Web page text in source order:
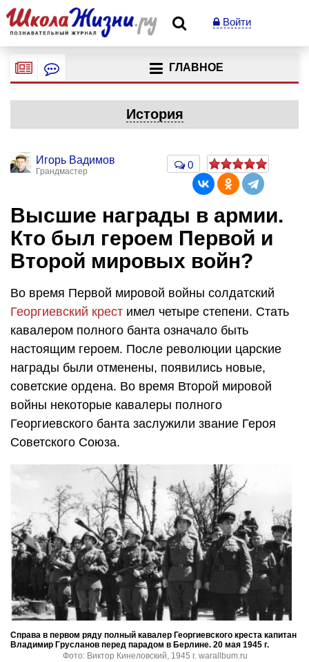
Войти
ГЛАВНОЕ
История
Игорь Вадимов
Грандмастер
0
Высшие награды в армии.
Кто был героем Первой и
Второй мировых войн?
Во время Первой мировой войны солдатский
Георгиевский крест имел четыре степени. Стать
кавалером полного банта означало быть
настоящим героем. После революции царские
награды были отменены, появились новые,
советские ордена. Во время Второй мировой
войны некоторые кавалеры полного
Георгиевского банта заслужили звание Героя
Советского Союза.
Справа в первом ряду полный кавалер Георгиевского креста капитан
Владимир Грусланов перед парадом в Берлине. 20 мая 1945 г.
Фото: Виктор Кинеловский, 1945 г. warallbum.ru